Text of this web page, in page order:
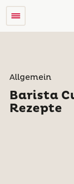
Allgemein
Barista
Rezepte